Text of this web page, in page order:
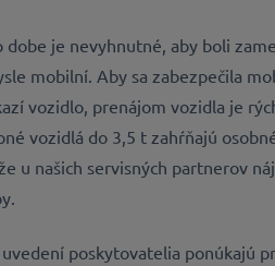
je nevyhnutné, aby boli
mobilní. Aby sa zabezpečila
vozidlo, prenájom vozidla je
vozidlá do 3,5 t zahŕňajú
u našich servisných partnerov
poskytovatelia ponúkajú